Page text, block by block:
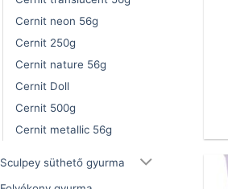
Cernit neon 56g
Cernit 250g
Cernit nature 56g
Cernit Doll
Cernit 500g
Cernit metallic 56g
Sculpey süthető gyurma